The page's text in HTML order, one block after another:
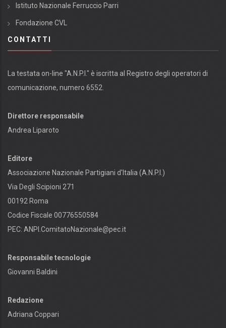
Istituto Nazionale Ferruccio Parri
Fondazione CVL
CONTATTI
La testata on-line "A.N.P.I." è iscritta al Registro degli operatori di
comunicazione, numero 6552.
Direttore responsabile
Andrea Liparoto
Editore
Associazione Nazionale Partigiani d'Italia (A.N.P.I.)
Via Degli Scipioni 271
00192 Roma
Codice Fiscale 00776550584
PEC: ANPI.ComitatoNazionale@pec.it
Responsabile tecnologie
Giovanni Baldini
Redazione
Adriana Coppari